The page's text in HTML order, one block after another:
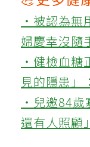
‧被認為無
婦慶幸沒隨
‧健檢血糖
見的隱患」
‧兒邀84歲
還有人照顧